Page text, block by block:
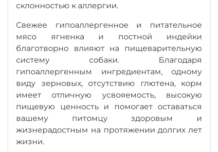
склонностью к аллергии.
Свежее гипоаллергенное и питательное
мясо ягненка и постной индейки
благотворно влияют на пищеварительную
систему собаки. Благодаря
гипоаллергенным ингредиентам, одному
виду зерновых, отсутствию глютена, корм
имеет отличную усвояемость, высокую
пищевую ценность и помогает оставаться
вашему питомцу здоровым и
жизнерадостным на протяжении долгих лет
жизни.